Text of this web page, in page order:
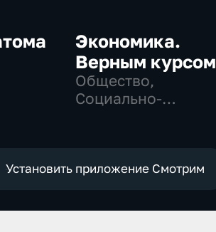
Экономика.
Верным курсом
Общество,
Социально-
Установить приложение Смотрим